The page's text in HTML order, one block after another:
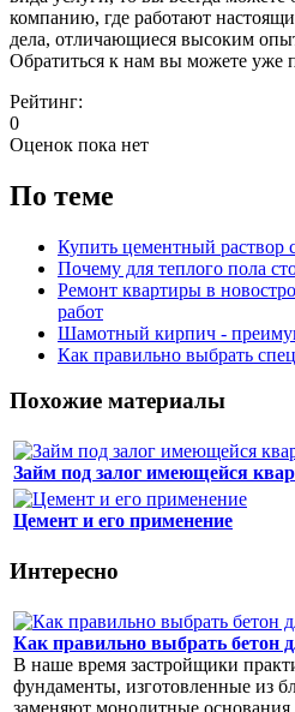
компанию, где работают
дела, отличающиеся высоким
Обратиться к нам вы можете уже
Рейтинг:
0
Оценок пока нет
По теме
Купить цементный раствор
Почему для теплого пола
Ремонт квартиры в
работ
Шамотный кирпич -
Как правильно выбрать
Похожие материалы
Займ под залог имеющейся
Цемент и его применение
Интересно
Как правильно выбрать бетон
В наше время застройщики
фундаменты, изготовленные из
заменяют монолитные